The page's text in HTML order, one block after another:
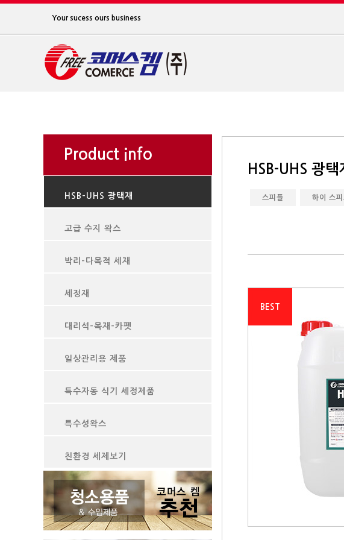
Your sucess ours business
Product info
HSB-UHS 광택재
고급 수지 왁스
박리-다목적 세재
세정재
대리석-목재-카펫
일상관리용 제품
특수자동 식기 세정제품
특수성왁스
친환경 세제보기
HSB-UHS 광택
스피플 하이 스피
BEST